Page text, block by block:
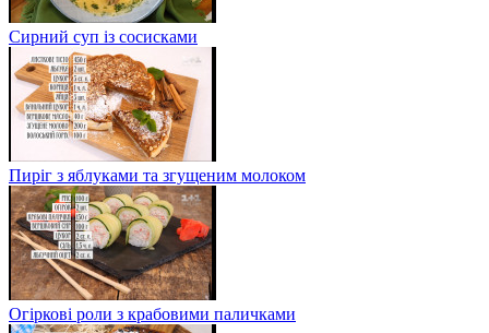
Сирний суп із сосисками
Пиріг з яблуками та згущеним молоком
Огіркові роли з крабовими паличками